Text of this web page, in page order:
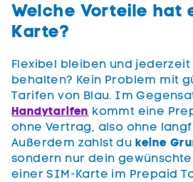
Welche Vorteile hat
Karte?
Flexibel bleiben und jederzeit
behalten? Kein Problem mit
Tarifen von Blau. Im
Handytarifen kommt eine
ohne Vertrag, also ohne
Außerdem zahlst du keine
sondern nur dein
einer SIM-Karte im Prepaid